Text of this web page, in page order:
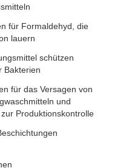
für Formaldehyd, die
lauern
schützen
Bakterien
für das Versagen von
und
Produktionskontrolle